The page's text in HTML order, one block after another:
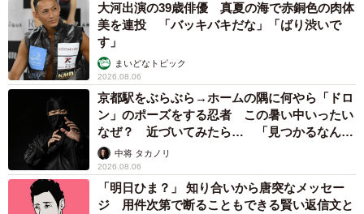
4/5
ドライヤーの音が聞こえると、心配でそばに来るむぎちゃん（提供：＠
shiba_mugistaさん）
ーー“拒否柴”をされてしまうパパとむぎちゃんは？
「拒否柴をしていても、むぎはパパのことが大好きです！
推測ですが、パパに1番従うし、甘える気がします。拒否柴
は、甘え方の一種なのかもしれません（笑）。 ちなみに、
大河出演の39歳俳優 真夏の海で赤銅色の肉体
美を連投 「バッキバキだな」「ばり渋いで
す」
まいどなトピック
2026.08.06
京都駅をぶらぶら→ホームの隅に何やら「ドロ
ン」のポーズをする忍者 この暑い中いったい
なぜ？ 近づいてみたら… 「見つかるなんて
未熟」中将 タカノリ
2026.08.06
「明日ひま？」 知り合いから唐突なメッセー
ジ 用件次第で断ることもできる賢い返信文と